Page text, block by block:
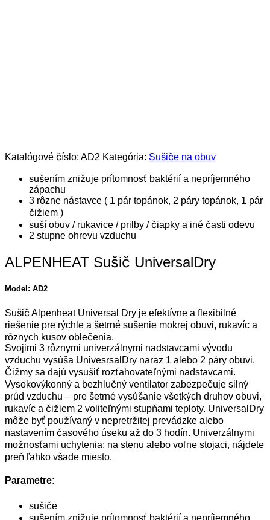
Katalógové číslo: AD2 Kategória: Sušiče na obuv
sušením znižuje prítomnosť baktérií a nepríjemného
zápachu
3 rôzne nástavce ( 1 pár topánok, 2 páry topánok, 1 pár
čižiem )
suší obuv / rukavice / prilby / čiapky a iné časti odevu
2 stupne ohrevu vzduchu
ALPENHEAT Sušič UniversalDry
Model: AD2
Sušič Alpenheat Universal Dry je efektívne a flexibilné
riešenie pre rýchle a šetrné sušenie mokrej obuvi, rukavíc a
rôznych kusov oblečenia.
Svojimi 3 rôznymi univerzálnymi nadstavcami vývodu
vzduchu vysúša UnivesrsalDry naraz 1 alebo 2 páry obuvi.
Čižmy sa dajú vysušiť rozťahovateľnými nadstavcami.
Vysokovýkonný a bezhlučný ventilator zabezpečuje silný
prúd vzduchu – pre šetrné vysúšanie všetkých druhov obuvi,
rukavíc a čižiem 2 voliteľnými stupňami teploty. UniversalDry
môže byť používaný v nepretržitej prevádzke alebo
nastavením časového úseku až do 3 hodín. Univerzálnymi
možnosťami uchytenia: na stenu alebo voľne stojaci, nájdete
preň ľahko všade miesto.
Parametre:
sušiče
sušením znižuje prítomnosť baktérií a nepríjemného